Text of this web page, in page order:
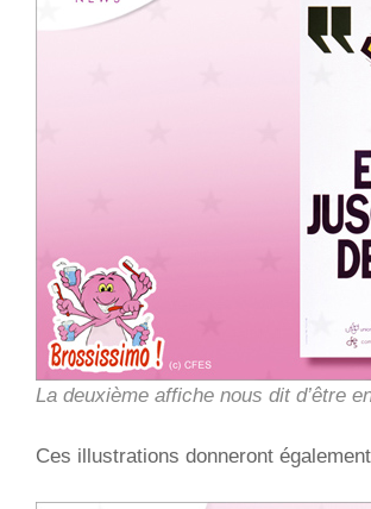
La deuxième affiche nous dit d’être
Ces illustrations donneront